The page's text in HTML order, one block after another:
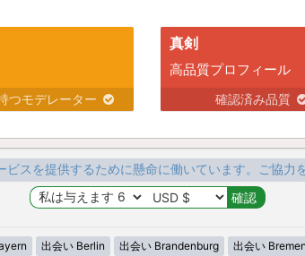
つモデレーター
真剣
高品質プロフィール
確認済み品質
ビスを提供するために懸命に働いています。ご協力
出会い Berlin 出会い Brandenburg 出会い Bremen